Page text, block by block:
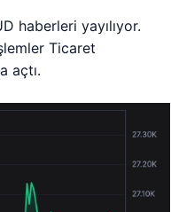
haberleri yayılıyor.
Ticaret
açtı.